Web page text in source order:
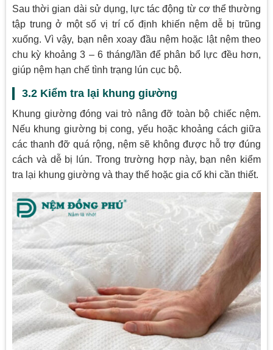
Sau thời gian dài sử dụng, lực tác động từ cơ thể thường
tập trung ở một số vị trí cố định khiến nệm dễ bị trũng
xuống. Vì vậy, bạn nên xoay đầu nệm hoặc lật nệm theo
chu kỳ khoảng 3 – 6 tháng/lần để phân bổ lực đều hơn,
giúp nệm hạn chế tình trạng lún cục bộ.
3.2 Kiểm tra lại khung giường
Khung giường đóng vai trò nâng đỡ toàn bộ chiếc nệm.
Nếu khung giường bị cong, yếu hoặc khoảng cách giữa
các thanh đỡ quá rộng, nệm sẽ không được hỗ trợ đúng
cách và dễ bị lún. Trong trường hợp này, bạn nên kiểm
tra lại khung giường và thay thế hoặc gia cố khi cần thiết.